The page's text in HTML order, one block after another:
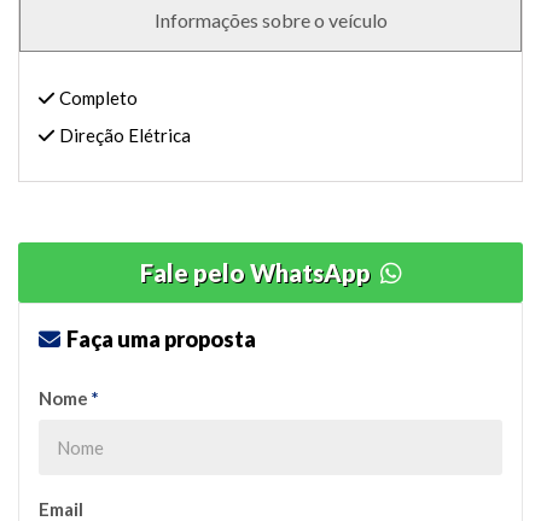
Informações sobre o veículo
Completo
Direção Elétrica
Fale pelo WhatsApp
Faça uma proposta
Nome *
Email